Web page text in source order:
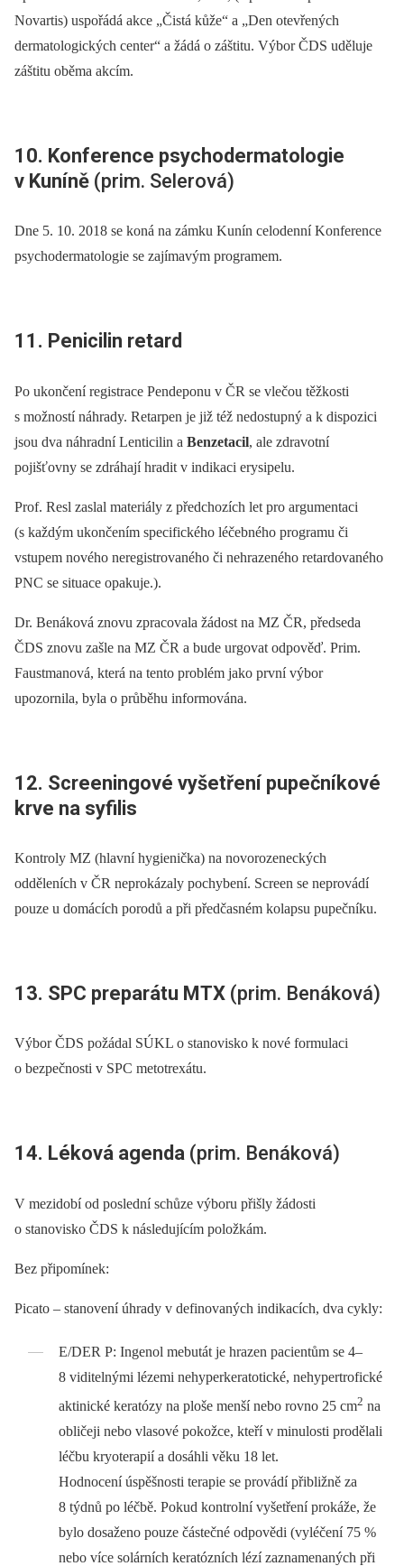
Novartis) uspořádá akce „Čistá kůže“ a „Den otevřených
dermatologických center“ a žádá o záštitu. Výbor ČDS uděluje
záštitu oběma akcím.
10. Konference psychodermatologie
v Kuníně (prim. Selerová)
Dne 5. 10. 2018 se koná na zámku Kunín celodenní Konference
psychodermatologie se zajímavým programem.
11. Penicilin retard
Po ukončení registrace Pendeponu v ČR se vlečou těžkosti
s možností náhrady. Retarpen je již též nedostupný a k dispozici
jsou dva náhradní Lenticilin a Benzetacil, ale zdravotní
pojišťovny se zdráhají hradit v indikaci erysipelu.
Prof. Resl zaslal materiály z předchozích let pro argumentaci
(s každým ukončením specifického léčebného programu či
vstupem nového neregistrovaného či nehrazeného retardovaného
PNC se situace opakuje.).
Dr. Benáková znovu zpracovala žádost na MZ ČR, předseda
ČDS znovu zašle na MZ ČR a bude urgovat odpověď. Prim.
Faustmanová, která na tento problém jako první výbor
upozornila, byla o průběhu informována.
12. Screeningové vyšetření pupečníkové
krve na syfilis
Kontroly MZ (hlavní hygienička) na novorozeneckých
odděleních v ČR neprokázaly pochybení. Screen se neprovádí
pouze u domácích porodů a při předčasném kolapsu pupečníku.
13. SPC preparátu MTX (prim. Benáková)
Výbor ČDS požádal SÚKL o stanovisko k nové formulaci
o bezpečnosti v SPC metotrexátu.
14. Léková agenda (prim. Benáková)
V mezidobí od poslední schůze výboru přišly žádosti
o stanovisko ČDS k následujícím položkám.
Bez připomínek:
Picato –⁠ stanovení úhrady v definovaných indikacích, dva cykly:
E/DER P: Ingenol mebutát je hrazen pacientům se 4–
8 viditelnými lézemi nehyperkeratotické, nehypertrofické
aktinické keratózy na ploše menší nebo rovno 25 cm2 na
obličeji nebo vlasové pokožce, kteří v minulosti prodělali
léčbu kryoterapií a dosáhli věku 18 let.
Hodnocení úspěšnosti terapie se provádí přibližně za
8 týdnů po léčbě. Pokud kontrolní vyšetření prokáže, že
bylo dosaženo pouze částečné odpovědi (vyléčení 75 %
nebo více solárních keratózních lézí zaznamenaných při